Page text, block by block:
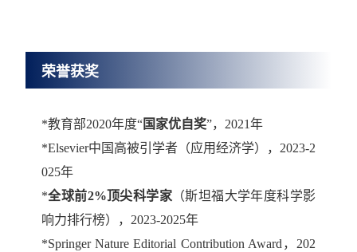
荣誉获奖
*教育部2020年度“国家优自奖”，2021年
*Elsevier中国高被引学者（应用经济学），2023-2
025年
*全球前2%顶尖科学家 （斯坦福大学年度科学影
响力排行榜），2023-2025年
*Springer Nature Editorial Contribution Award ， 202